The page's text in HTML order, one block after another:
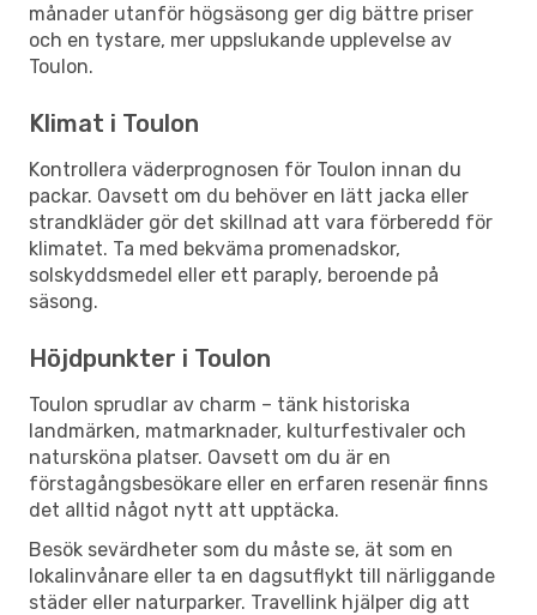
månader utanför högsäsong ger dig bättre priser
och en tystare, mer uppslukande upplevelse av
Toulon.
Klimat i Toulon
Kontrollera väderprognosen för Toulon innan du
packar. Oavsett om du behöver en lätt jacka eller
strandkläder gör det skillnad att vara förberedd för
klimatet. Ta med bekväma promenadskor,
solskyddsmedel eller ett paraply, beroende på
säsong.
Höjdpunkter i Toulon
Toulon sprudlar av charm – tänk historiska
landmärken, matmarknader, kulturfestivaler och
natursköna platser. Oavsett om du är en
förstagångsbesökare eller en erfaren resenär finns
det alltid något nytt att upptäcka.
Besök sevärdheter som du måste se, ät som en
lokalinvånare eller ta en dagsutflykt till närliggande
städer eller naturparker. Travellink hjälper dig att